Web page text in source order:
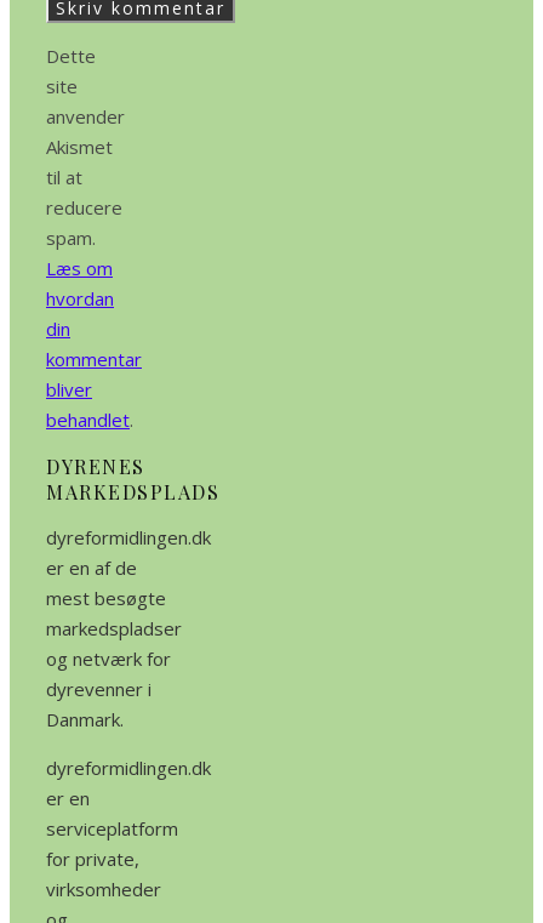
Dette
site
anvender
Akismet
til at
reducere
spam.
Læs om
hvordan
din
kommentar
bliver
behandlet.
DYRENES
MARKEDSPLADS
dyreformidlingen.dk
er en af de
mest besøgte
markedspladser
og netværk for
dyrevenner i
Danmark.
dyreformidlingen.dk
er en
serviceplatform
for private,
virksomheder